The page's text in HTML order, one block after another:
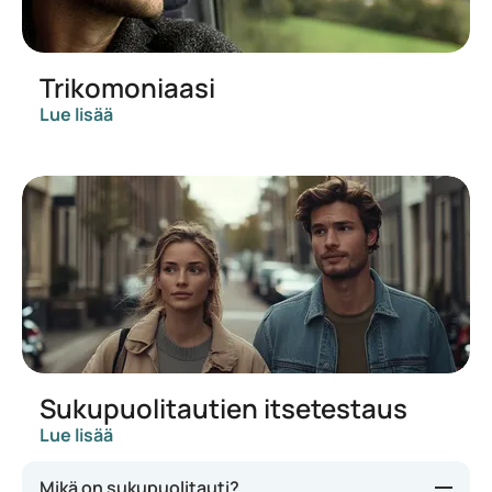
Trikomoniaasi
Lue lisää
Sukupuolitautien itsetestaus
Lue lisää